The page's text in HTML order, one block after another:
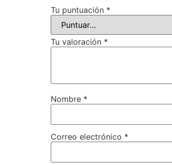
Tu puntuación *
Tu valoración *
Nombre *
Correo electrónico *